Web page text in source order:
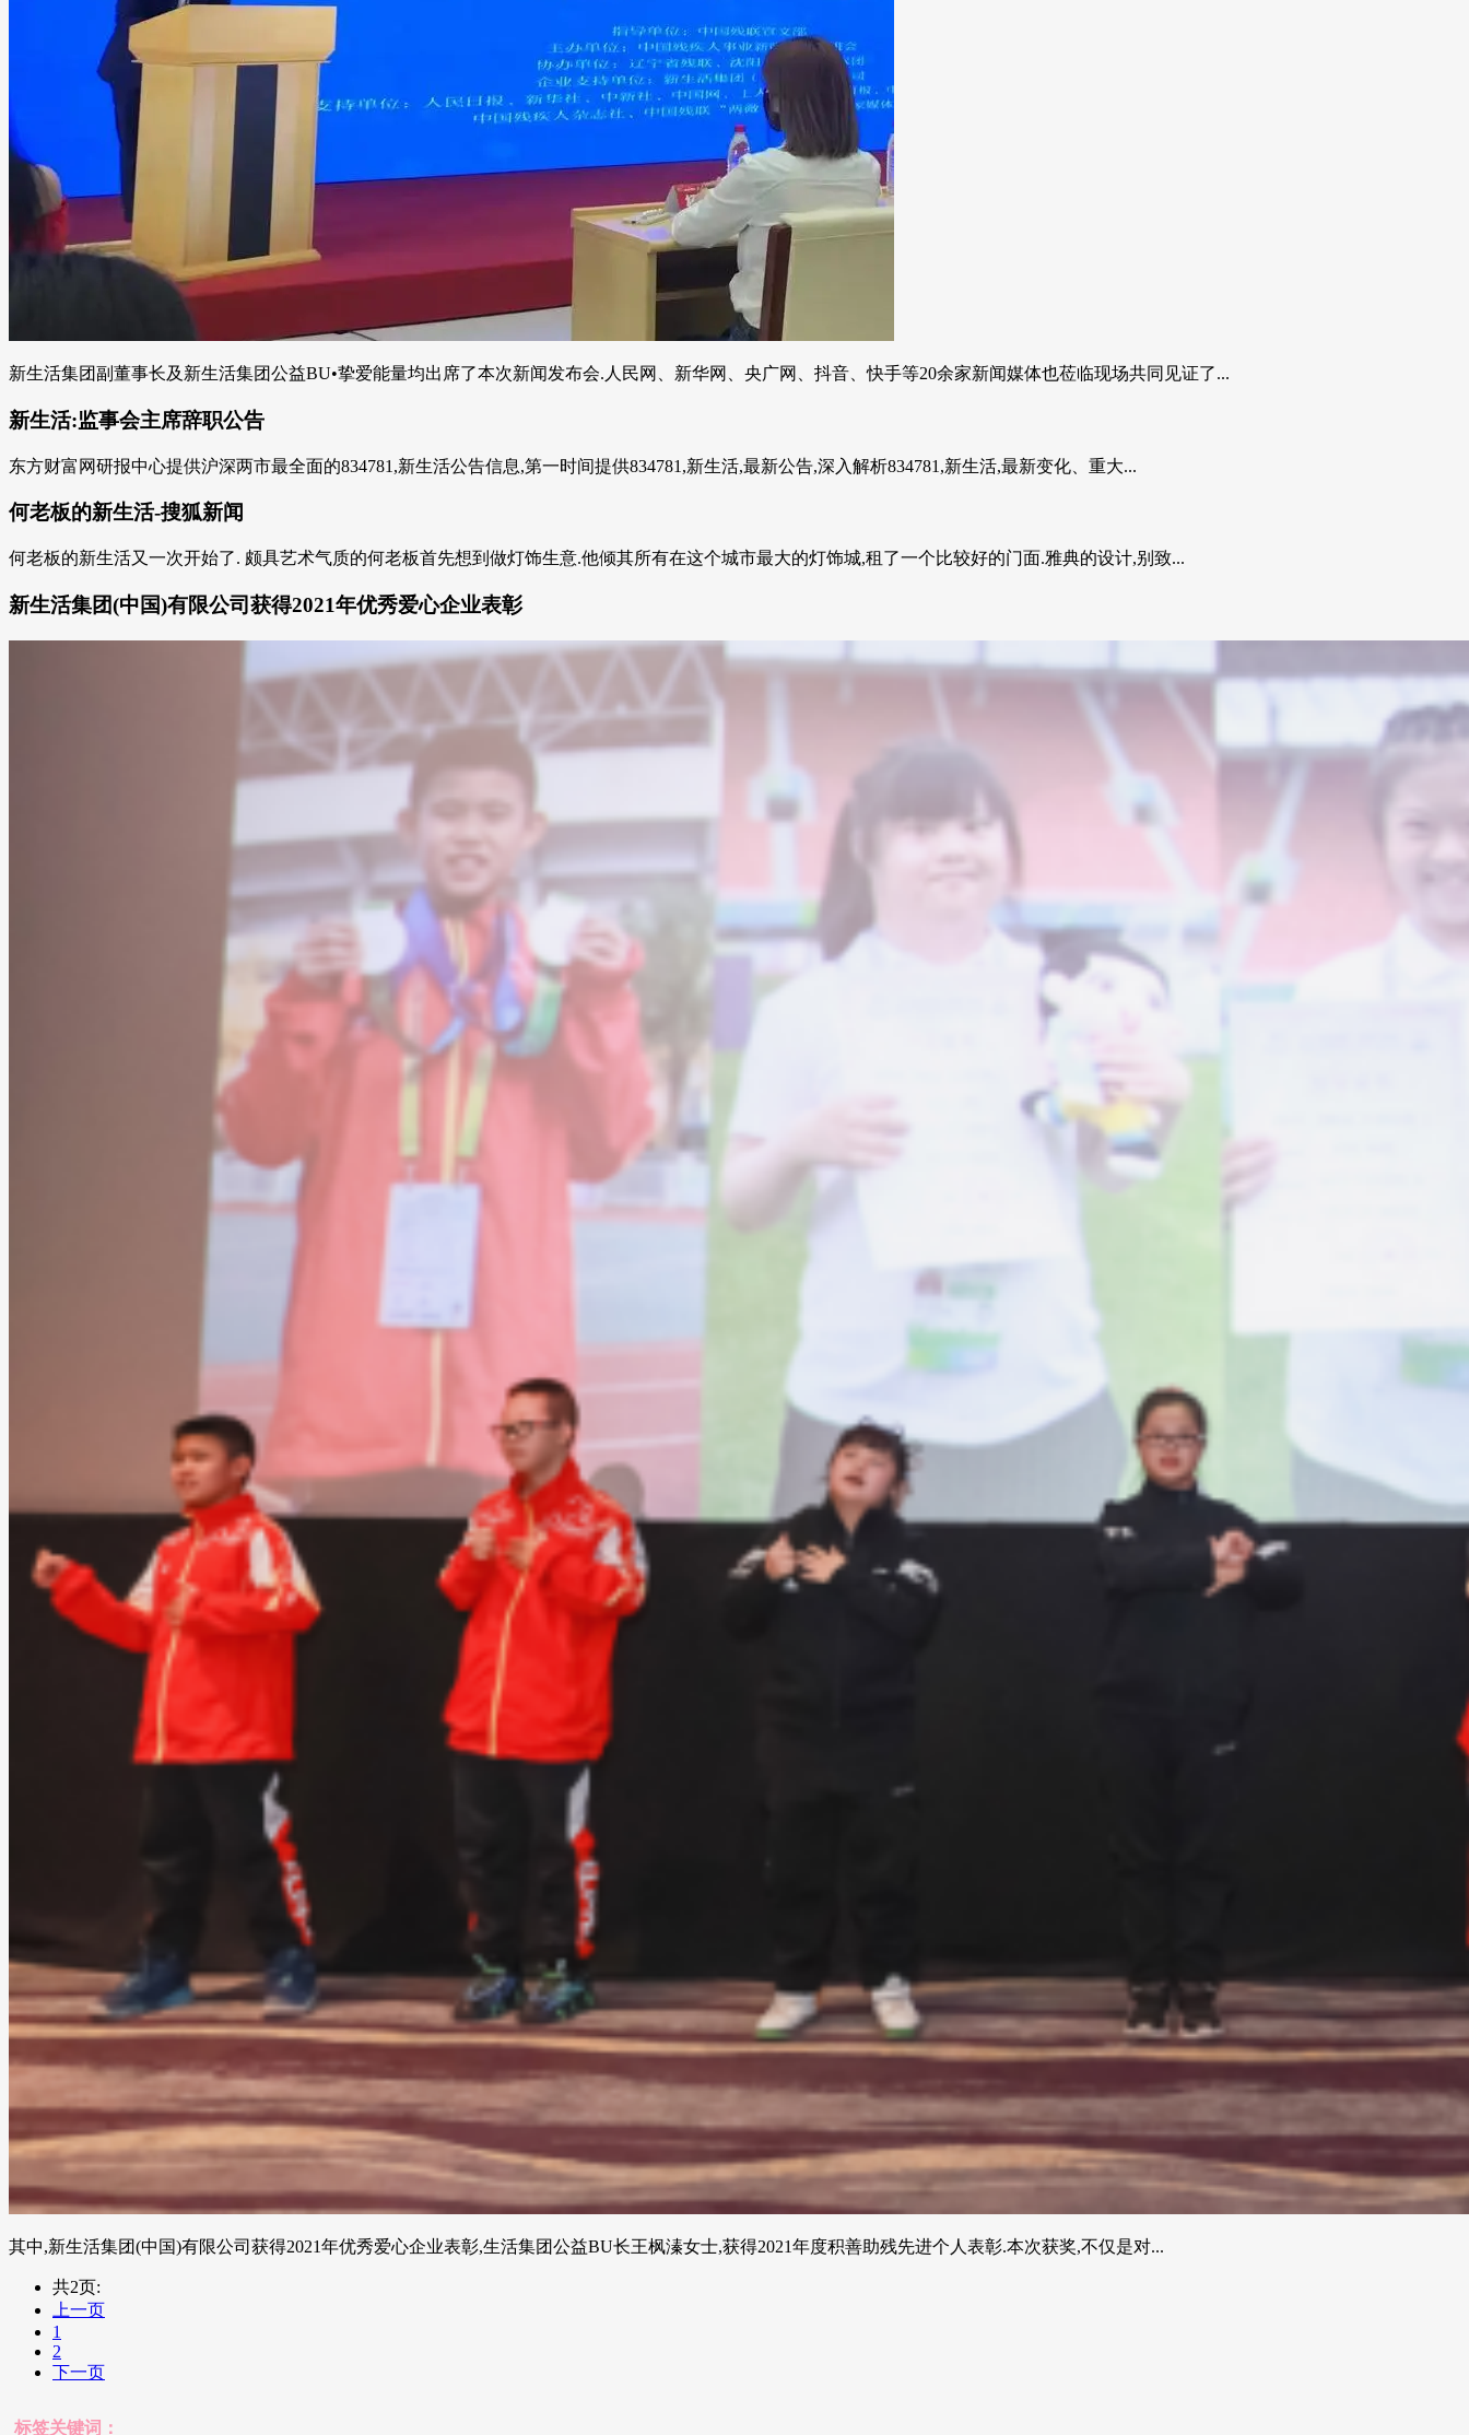
新生活集团副董事长及新生活集团公益BU•挚爱能量均出席了本次新闻发布会.人民网、新华网、央广网、抖音、快手等20余家新闻媒体也莅临现场共同见证了...
新生活:监事会主席辞职公告
东方财富网研报中心提供沪深两市最全面的834781,新生活公告信息,第一时间提供834781,新生活,最新公告,深入解析834781,新生活,最新变化、重大...
何老板的新生活-搜狐新闻
何老板的新生活又一次开始了. 颇具艺术气质的何老板首先想到做灯饰生意.他倾其所有在这个城市最大的灯饰城,租了一个比较好的门面.雅典的设计,别致...
新生活集团(中国)有限公司获得2021年优秀爱心企业表彰
其中,新生活集团(中国)有限公司获得2021年优秀爱心企业表彰,生活集团公益BU长王枫溱女士,获得2021年度积善助残先进个人表彰.本次获奖,不仅是对...
共2页:
上一页
1
2
下一页
标签关键词：